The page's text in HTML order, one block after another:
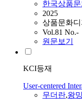
한국상품
2025
상품문화
Vol.81 No.-
원문보기
KCI등재
User-centered
무더란,왕